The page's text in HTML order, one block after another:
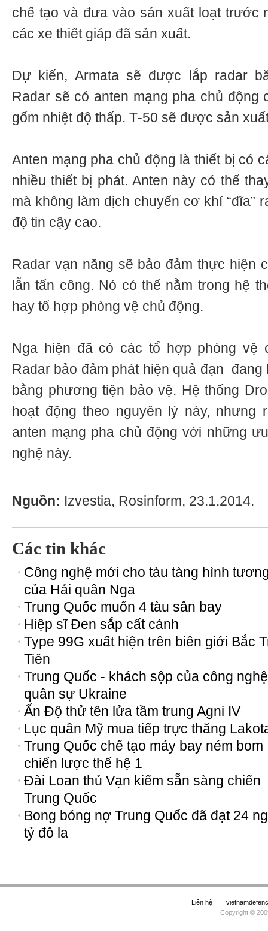
chế tạo và đưa vào sản xuất loạt trước
các xe thiết giáp đã sản xuất.
Dự kiến, Armata sẽ được lắp radar
Radar sẽ có anten mạng pha chủ động
gốm nhiệt độ thấp. Т-50 sẽ được sản
Anten mạng pha chủ động là thiết bị có
nhiều thiết bị phát. Anten này có thể
mà không làm dịch chuyển cơ khí “đĩa”
độ tin cậy cao.
Radar vạn năng sẽ bảo đảm thực hiện
lẫn tấn công. Nó có thể nằm trong hệ
hay tổ hợp phòng vệ chủ động.
Nga hiện đã có các tổ hợp phòng vệ
Radar bảo đảm phát hiện quả đạn đang
bằng phương tiện bảo vệ. Hệ thống
hoạt động theo nguyên lý này, nhưng
anten mạng pha chủ động với những
nghệ này.
Nguồn: Izvestia, Rosinform, 23.1.2014.
Các tin khác
Công nghệ mới cho tàu tàng hình
của Hải quân Nga
Trung Quốc muốn 4 tàu sân bay
Hiệp sĩ Đen sắp cất cánh
Type 99G xuất hiện trên biên giới Bắc
Tiên
Trung Quốc - khách sộp của công nghệ
quân sự Ukraine
Ấn Độ thử tên lửa tầm trung Agni IV
Lục quân Mỹ mua tiếp trực thăng
Trung Quốc chế tạo máy bay ném bom
chiến lược thế hệ 1
Đài Loan thủ Vạn kiếm sẵn sàng chiến
Trung Quốc
Bong bóng nợ Trung Quốc đã đạt 24
tỷ đô la
Liên hệ
Copyright ©